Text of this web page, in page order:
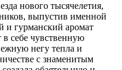
нового тысячелетия,
выпустив именной
гурманский аромат
в себе чувственную
негу тепла и
с знаменитым